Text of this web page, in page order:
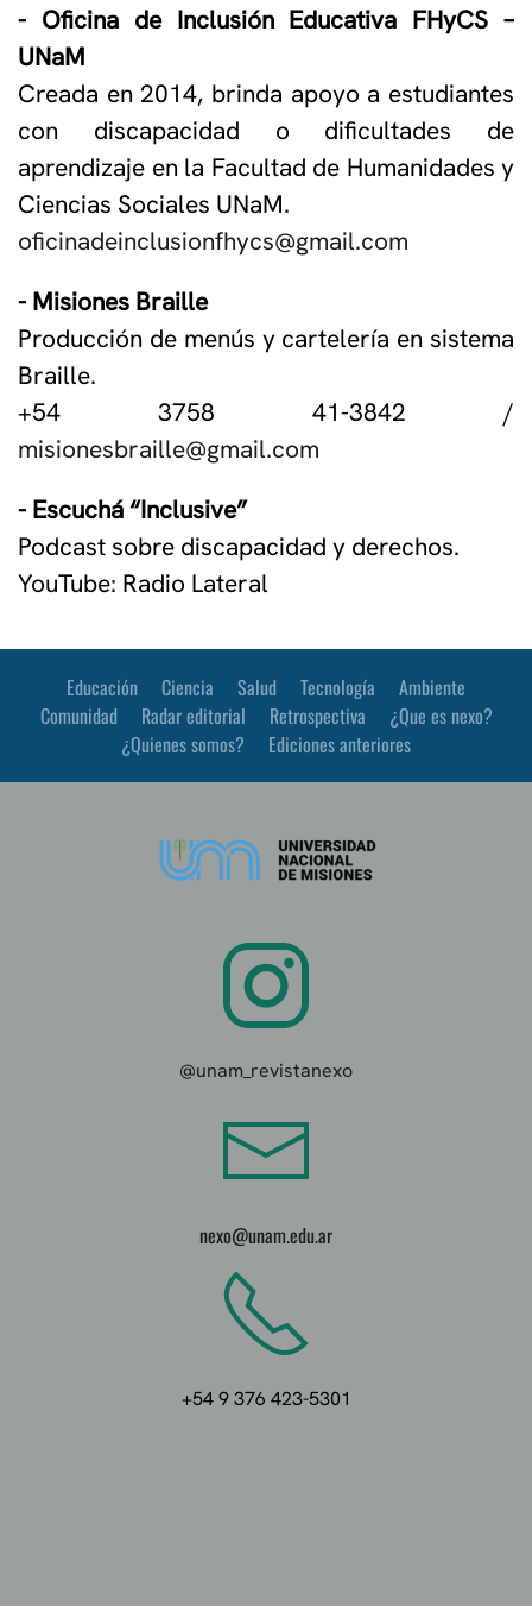
- Oficina de Inclusión Educativa FHyCS –
UNaM
Creada en 2014, brinda apoyo a estudiantes
con discapacidad o dificultades de
aprendizaje en la Facultad de Humanidades y
Ciencias Sociales UNaM.
oficinadeinclusionfhycs@gmail.com
- Misiones Braille
Producción de menús y cartelería en sistema
Braille.
+54 3758 41-3842 /
misionesbraille@gmail.com
- Escuchá “Inclusive”
Podcast sobre discapacidad y derechos.
YouTube: Radio Lateral
Educación Ciencia Salud Tecnología
Ambiente
Comunidad
Radar editorial Retrospectiva
¿Que es nexo?
¿Quienes somos?
Ediciones anteriores
@unam_revistanexo
nexo@unam.edu.ar
+54 9 376 423-5301